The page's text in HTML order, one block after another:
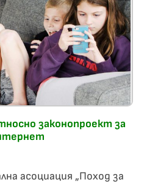
законопроект за
асоциация „Поход за